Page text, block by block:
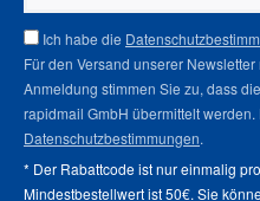
Ich habe die
Für den Versand unserer
Anmeldung stimmen Sie zu, dass
rapidmail GmbH übermittelt
Datenschutzbestimmungen.
* Der Rabattcode ist nur einmalig
Mindestbestellwert ist 50€. Sie